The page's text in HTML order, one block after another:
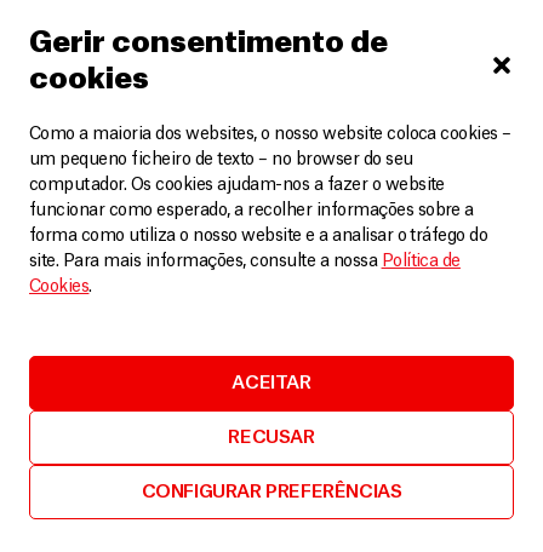
Gerir consentimento de
cookies
Como a maioria dos websites, o nosso website coloca cookies –
um pequeno ficheiro de texto – no browser do seu
computador. Os cookies ajudam-nos a fazer o website
funcionar como esperado, a recolher informações sobre a
forma como utiliza o nosso website e a analisar o tráfego do
site. Para mais informações, consulte a nossa Política de
Cookies.
ACEITAR
RECUSAR
CONFIGURAR PREFERÊNCIAS
Artigos 29 Julho, 2026